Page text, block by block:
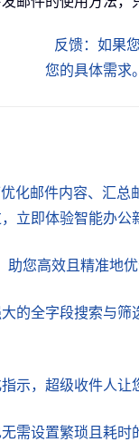
反馈：如果
您的具体需求
化邮件内容、汇
立即体验智能办公
您高效且精准地
的全字段搜索与
示，超级收件人
需设置繁琐且耗时